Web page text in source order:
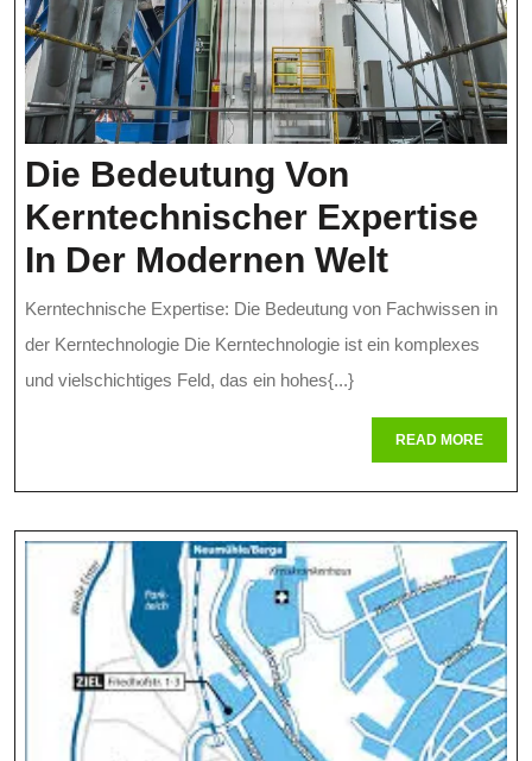
Die Bedeutung Von
Kerntechnischer Expertise
In Der Modernen WeltDie
Von
In
Welt
Kerntechnische Expertise: Die Bedeutung von Fachwissen in
der Kerntechnologie Die Kerntechnologie ist ein komplexes
und vielschichtiges Feld, das ein hohes{...}
READ MOREREAD
MORE